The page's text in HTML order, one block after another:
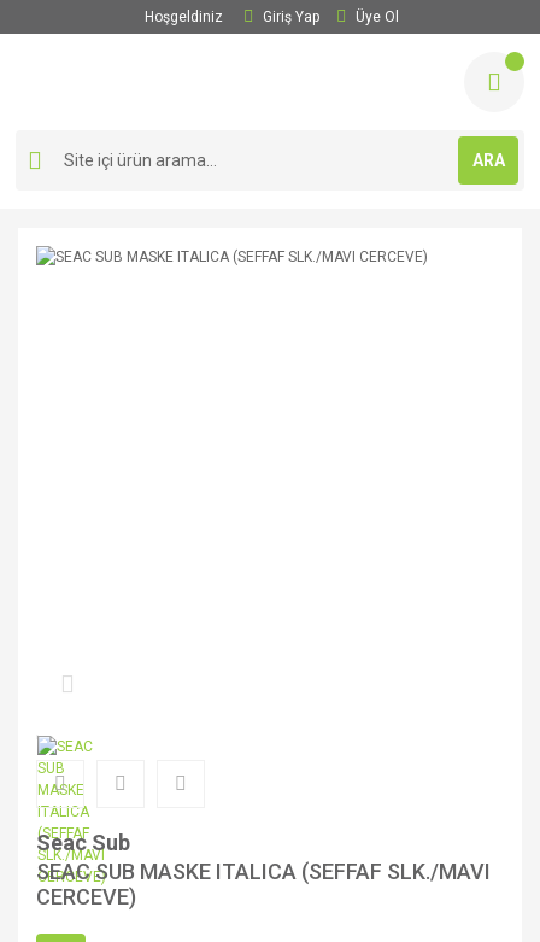
Hoşgeldiniz Giriş Yap Üye Ol
ARA
Seac Sub
SEAC SUB MASKE ITALICA (SEFFAF SLK./MAVI
CERCEVE)